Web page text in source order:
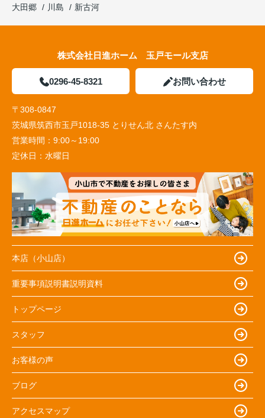
大田郷
川島 新古河
株式会社日進ホーム 玉戸モール支店
0296-45-8321 お問い合わせ
〒308-0847
茨城県筑西市玉戸1018-35 とりせん北 さんたす内
営業時間： 9:00～19:00
定休日： 水曜日
本店（小山店）
重要事項説明書説明資料
トップページ
スタッフ
お客様の声
ブログ
アクセスマップ